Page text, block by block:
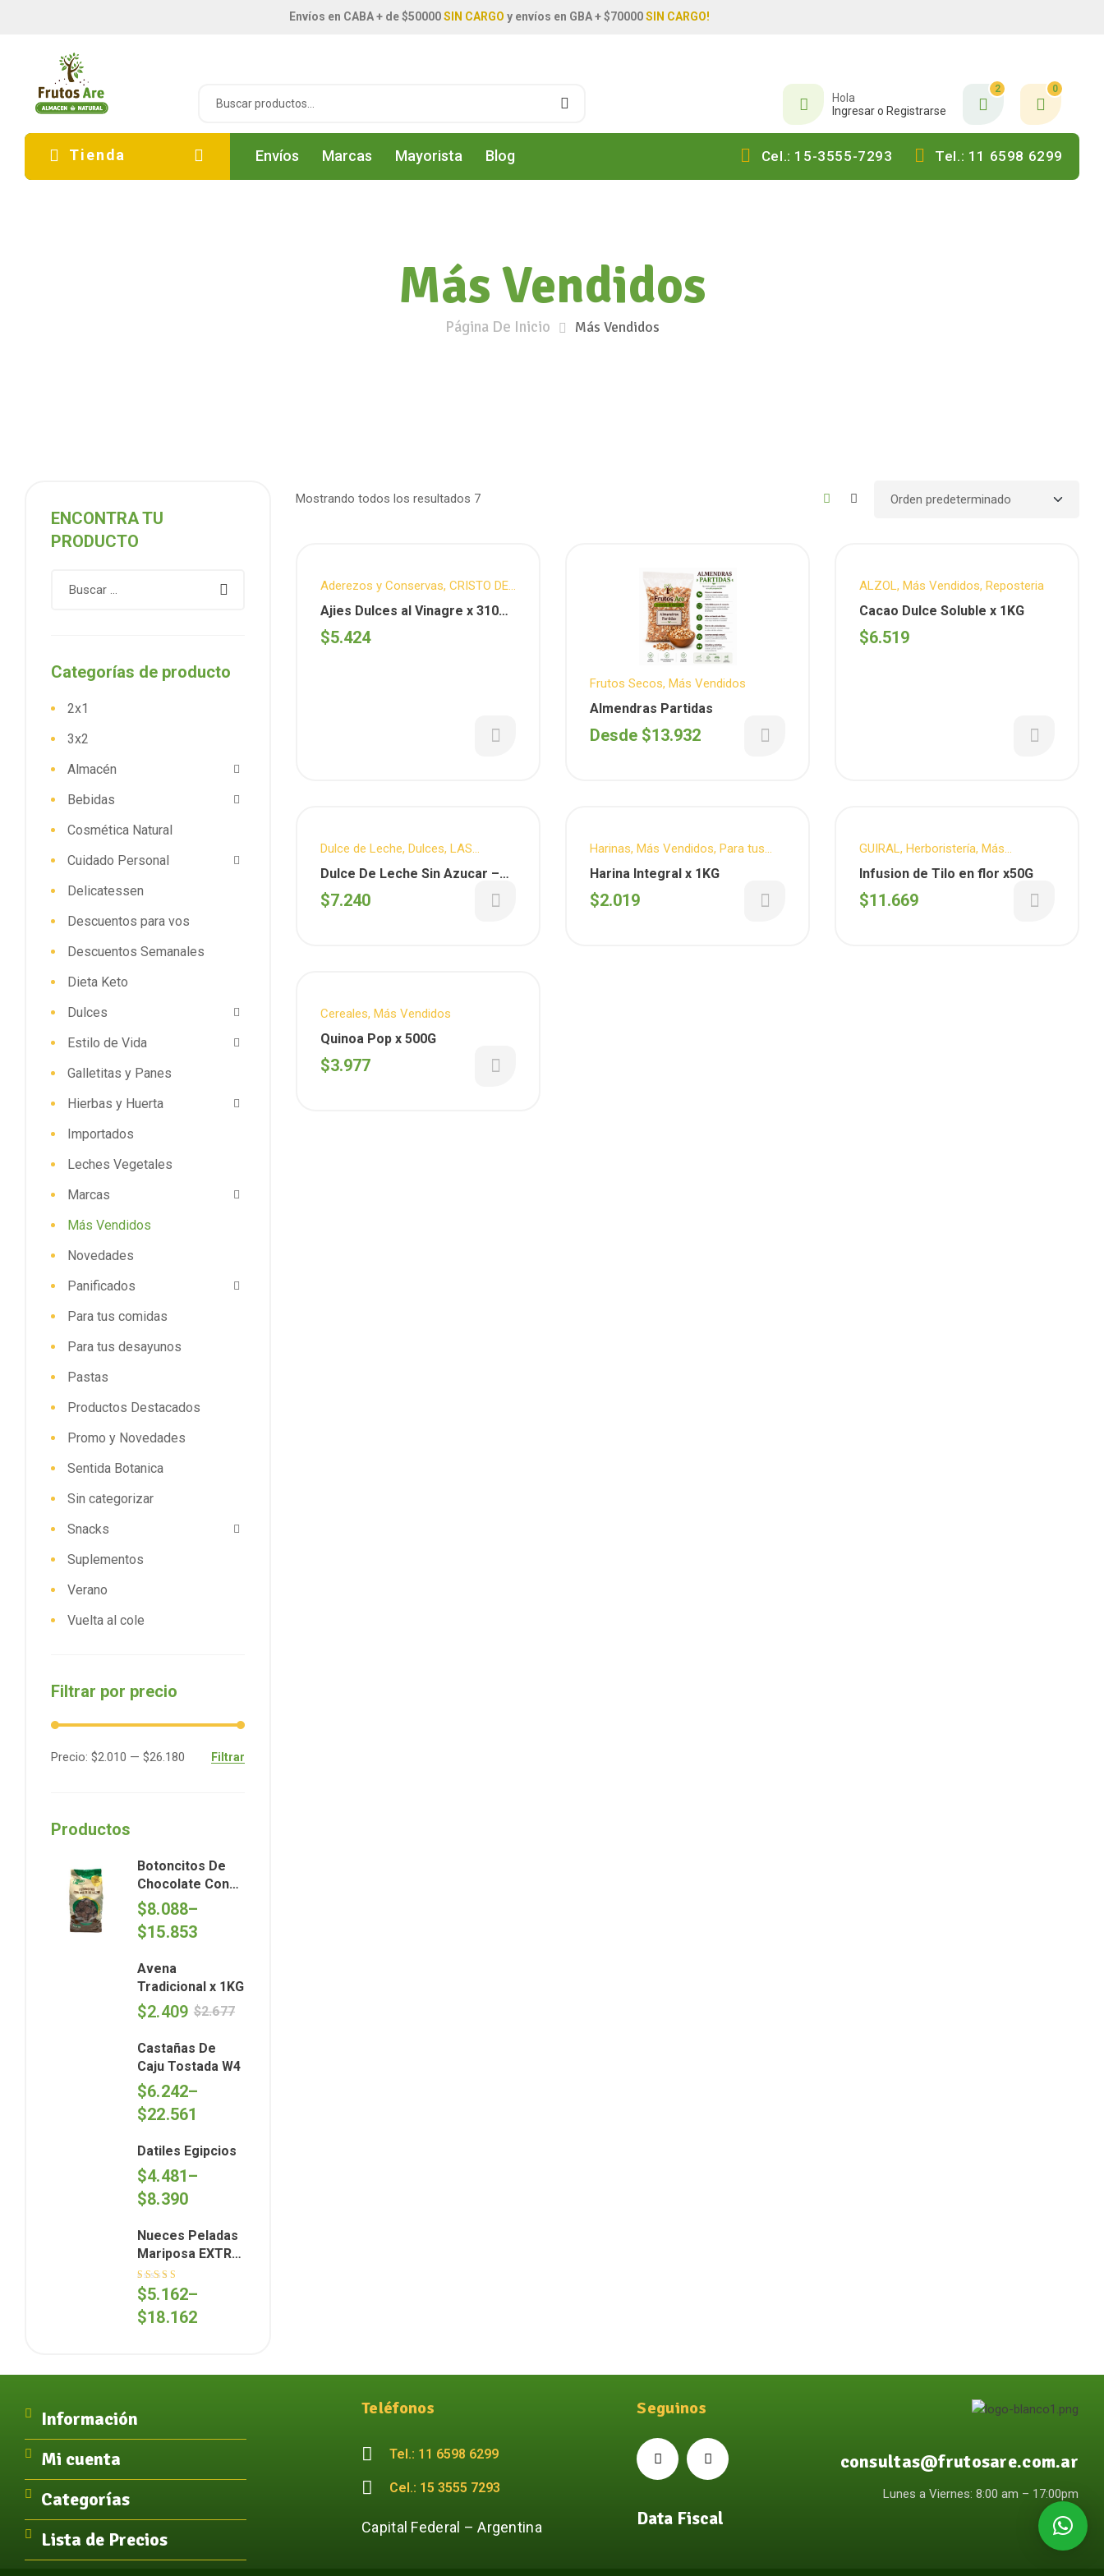
Envíos en CABA + de $50000SIN CARGO y envíos en GBA + $70000SIN CARGO!
Hola
Ingresar o Registrarse
2 0
Tienda Envíos Marcas Mayorista Blog Cel.: 15-3555-7293 Tel.: 11 6598 6299
Más Vendidos
Página De Inicio Más Vendidos
Mostrando todos los resultados 7
Aderezos y Conservas, CRISTO DE
LOS CERROS , Más Vendidos
Ajies Dulces al Vinagre x 310
gs ( Cristo de los Cerros )
$5.424
Frutos Secos, Más Vendidos
Almendras Partidas
Desde $13.932
ALZOL , Más Vendidos, Reposteria
Cacao Dulce Soluble x 1KG
$6.519
Dulce de Leche, Dulces, LAS
QUINAS,Más Vendidos , Para tus
Dulce De Leche Sin Azucar –
Vidrio ( Las Quinas ) x 450G
$7.240
Harinas, Más Vendidos, Para tus
comidas,Reposteria
Harina Integral x 1KG
$2.019
GUIRAL , Herboristería, Más
Vendidos
Infusion de Tilo en flor x50G
$11.669
Cereales, Más Vendidos
Quinoa Pop x 500G
$3.977
ENCONTRA TU
PRODUCTO
Categorías de producto
2x1
3x2
Almacén
Bebidas
Cosmética Natural
Cuidado Personal
Delicatessen
Descuentos para vos
Descuentos Semanales
Dieta Keto
Dulces
Estilo de Vida
Galletitas y Panes
Hierbas y Huerta
Importados
Leches Vegetales
Marcas
Más Vendidos
Novedades
Panificados
Para tus comidas
Para tus desayunos
Pastas
Productos Destacados
Promo y Novedades
Sentida Botanica
Sin categorizar
Snacks
Suplementos
Verano
Vuelta al cole
Filtrar por precio
Filtrar
Precio: $2.010 — $26.180
Productos
Botoncitos De
Chocolate Con
Dulce De Leche x
kg- Argenfrut
$8.088–
$15.853
Avena
Tradicional x 1KG
$2.677
$2.409
Castañas De
Caju Tostada W4
$6.242–
$22.561
Datiles Egipcios
$4.481–
$8.390
Nueces Peladas
Mariposa EXTRA
Light (Cosecha
2026)
Valorado en
5.00
$5.162–
$18.162
Información
Mi cuenta
Categorías
Lista de Precios
Teléfonos
Tel.: 11 6598 6299
Cel.: 15 3555 7293
Capital Federal – Argentina
Seguinos
Data Fiscal
consultas@frutosare.com.ar
Lunes a Viernes: 8:00 am – 17:00pm